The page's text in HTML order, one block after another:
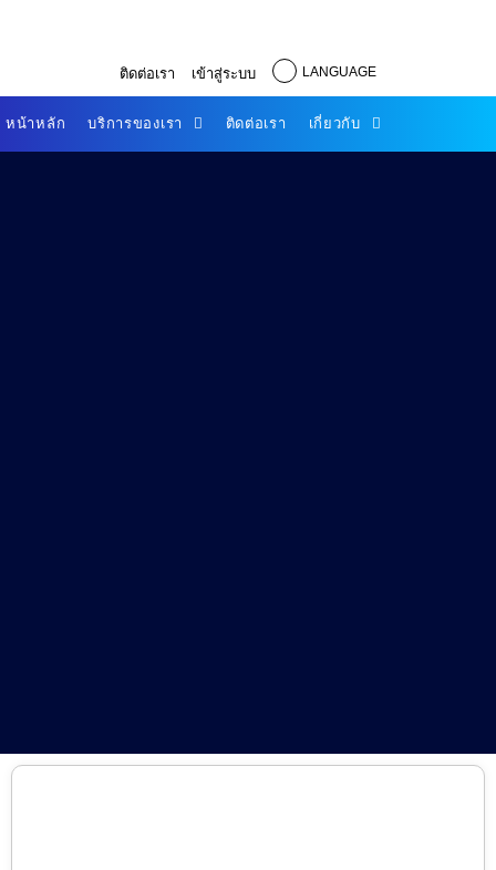
ติดต่อเรา เข้าสู่ระบบ LANGUAGE
หน้าหลัก บริการของเรา ติดต่อเรา เกี่ยวกับ